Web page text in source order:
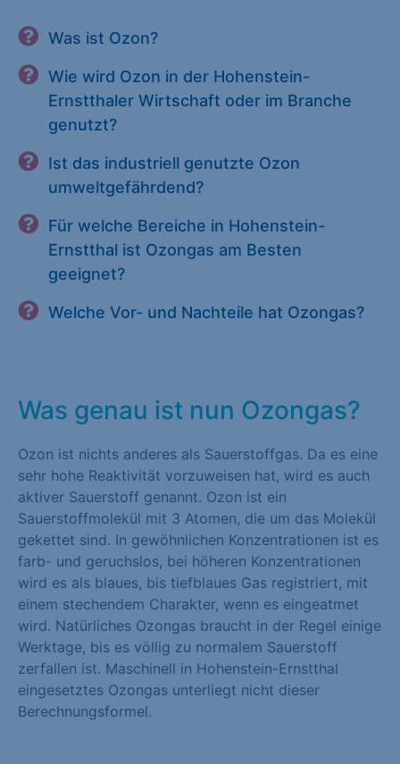
Was ist Ozon?
Wie wird Ozon in der Hohenstein-
Ernstthaler Wirtschaft oder im Branche
genutzt?
Ist das industriell genutzte Ozon
umweltgefährdend?
Für welche Bereiche in Hohenstein-
Ernstthal ist Ozongas am Besten
geeignet?
Welche Vor- und Nachteile hat Ozongas?
Was genau ist nun Ozongas?
Ozon ist nichts anderes als Sauerstoffgas. Da es eine
sehr hohe Reaktivität vorzuweisen hat, wird es auch
aktiver Sauerstoff genannt. Ozon ist ein
Sauerstoffmolekül mit 3 Atomen, die um das Molekül
gekettet sind. In gewöhnlichen Konzentrationen ist es
farb- und geruchslos, bei höheren Konzentrationen
wird es als blaues, bis tiefblaues Gas registriert, mit
einem stechendem Charakter, wenn es eingeatmet
wird. Natürliches Ozongas braucht in der Regel einige
Werktage, bis es völlig zu normalem Sauerstoff
zerfallen ist. Maschinell in Hohenstein-Ernstthal
eingesetztes Ozongas unterliegt nicht dieser
Berechnungsformel.